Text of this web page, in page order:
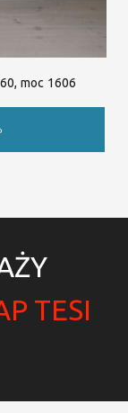
moc 1606
TESI